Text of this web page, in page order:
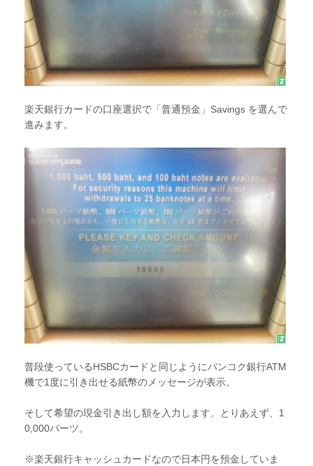
楽天銀行カードの口座選択で「普通預金」Savings を選んで
進みます。
普段使っているHSBCカードと同じようにバンコク銀行ATM
機で1度に引き出せる紙幣のメッセージが表示。
そして希望の現金引き出し額を入力します。とりあえず、1
0,000バーツ。
※楽天銀行キャッシュカードなので日本円を預金していま